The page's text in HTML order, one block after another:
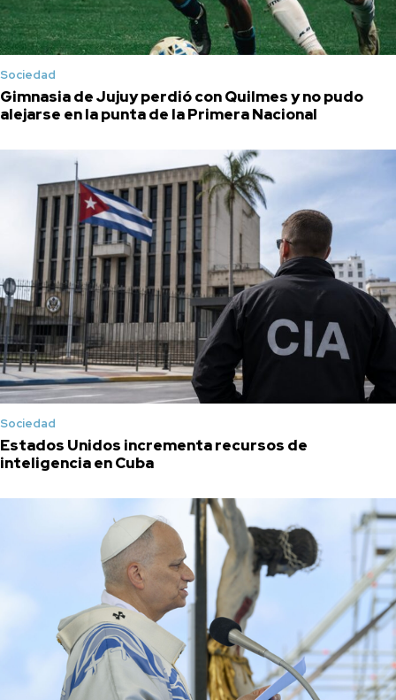
Sociedad
Gimnasia de Jujuy perdió con Quilmes y no pudo
alejarse en la punta de la Primera Nacional
Sociedad
Estados Unidos incrementa recursos de
inteligencia en Cuba